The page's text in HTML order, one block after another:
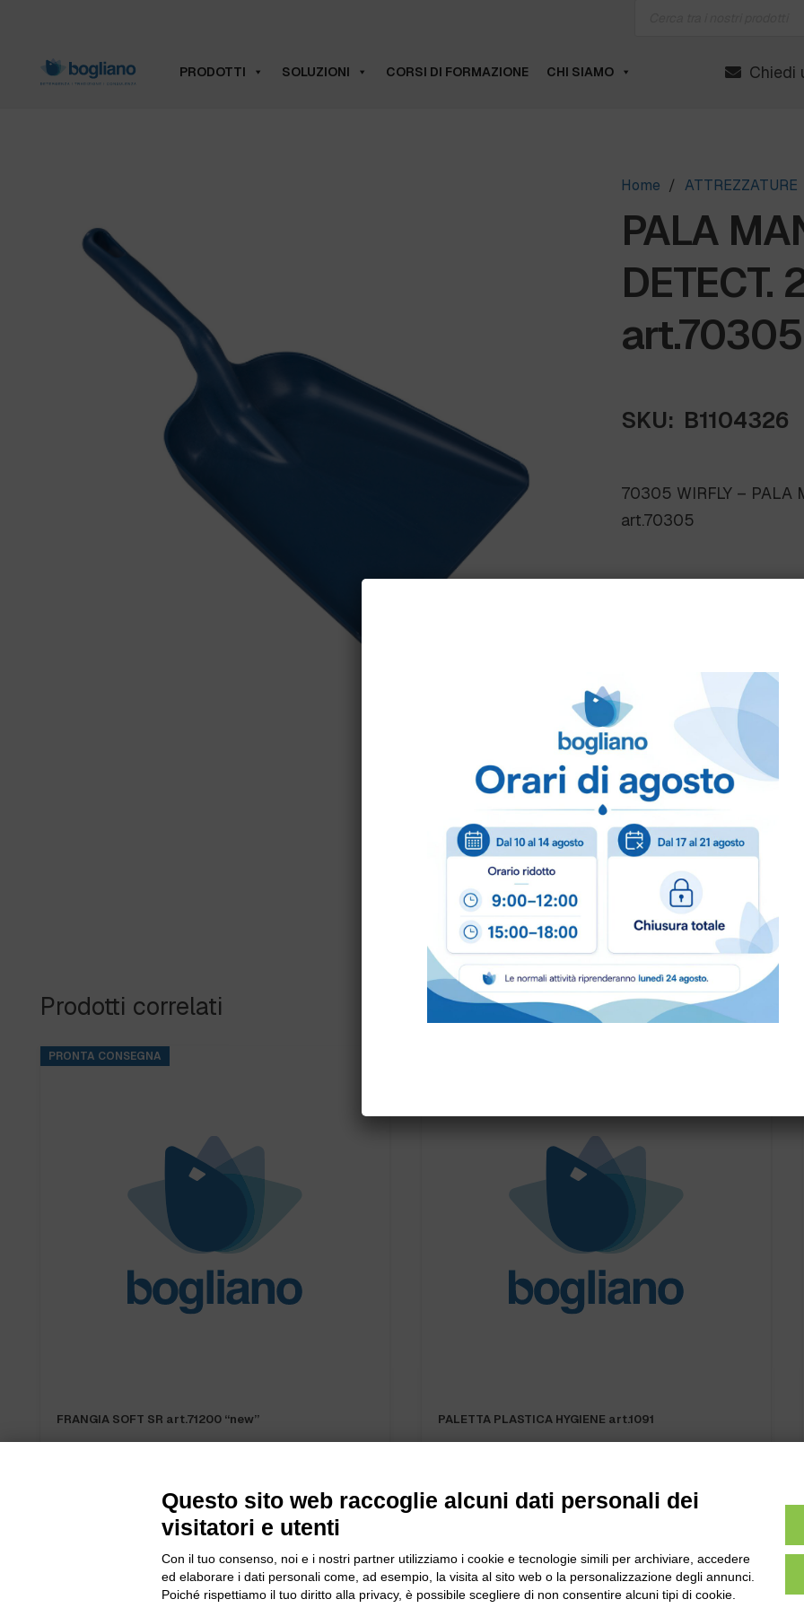
PRODOTTI SOLUZIONI CORSI DI FORMAZIONE CHI SIAMO Chiedi
Home / ATTREZZATURE
PALA
art.70305
SKU: B1104326
70305 WIRFLY – PALA
art.70305
Scheda Tecnica
Come
Puoi ordinare chiamando
info@bogliano.it.
Per ogni informazione
COLORE:BLU
Prodotti correlati
PRONTA CONSEGNA
FRANGIA SOFT SR art.71200 “new” PALETTA PLASTICA HYGIENE art.1091
Bogliano Srl
Tel:0172-478161
Questo sito web raccoglie alcuni dati personali dei
visitatori e utenti
Con il tuo consenso, noi e i nostri partner utilizziamo i cookie e tecnologie simili per archiviare, accedere
ed elaborare i dati personali come, ad esempio, la visita al sito web o la personalizzazione degli annunci.
Poiché rispettiamo il tuo diritto alla privacy, è possibile scegliere di non consentire alcuni tipi di cookie.